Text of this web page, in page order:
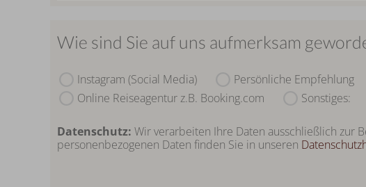
Wie sind Sie auf uns aufmerksam
Instagram (Social Media) Persönliche Empfehlung
Online Reiseagentur z.B. Booking.com
Sonstiges:
Datenschutz: Wir verarbeiten Ihre Daten ausschließlich zur
personenbezogenen Daten finden Sie in unseren